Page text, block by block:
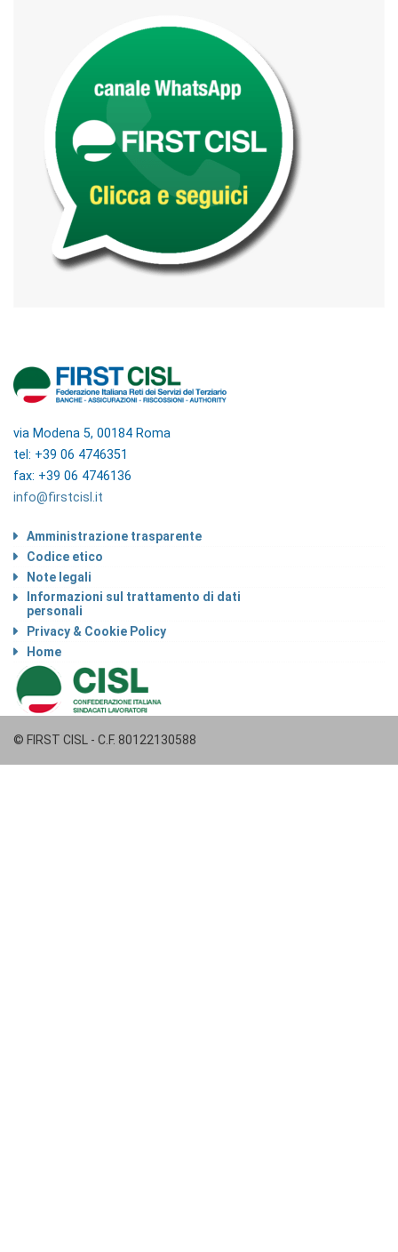
via Modena 5, 00184 Roma
tel: +39 06 4746351
fax: +39 06 4746136
info@firstcisl.it
Amministrazione trasparente
Codice etico
Note legali
Informazioni sul trattamento di dati
personali
Privacy & Cookie Policy
Home
© FIRST CISL - C.F. 80122130588